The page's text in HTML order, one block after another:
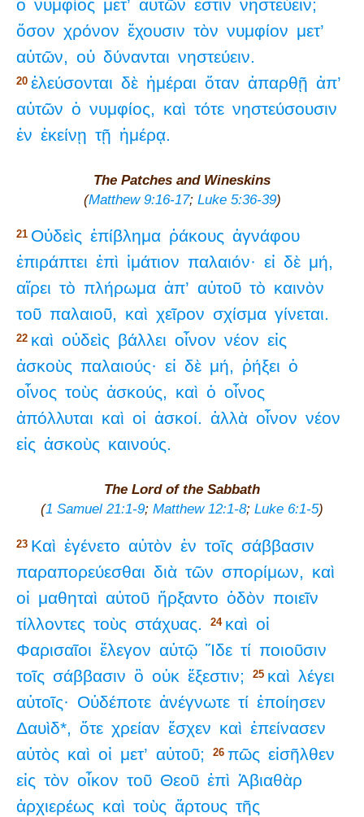
ὁ νυμφίος μετ’ αὐτῶν ἐστιν νηστεύειν;
ὅσον χρόνον ἔχουσιν τὸν νυμφίον μετ’
αὐτῶν, οὐ δύνανται νηστεύειν.
20 ἐλεύσονται δὲ ἡμέραι ὅταν ἀπαρθῇ ἀπ’
αὐτῶν ὁ νυμφίος, καὶ τότε νηστεύσουσιν
ἐν ἐκείνῃ τῇ ἡμέρᾳ.
The Patches and Wineskins
(Matthew 9:16-17; Luke 5:36-39)
21 Οὐδεὶς ἐπίβλημα ῥάκους ἀγνάφου
ἐπιράπτει ἐπὶ ἱμάτιον παλαιόν· εἰ δὲ μή,
αἴρει τὸ πλήρωμα ἀπ’ αὐτοῦ τὸ καινὸν
τοῦ παλαιοῦ, καὶ χεῖρον σχίσμα γίνεται.
22 καὶ οὐδεὶς βάλλει οἶνον νέον εἰς
ἀσκοὺς παλαιούς· εἰ δὲ μή, ῥήξει ὁ
οἶνος τοὺς ἀσκούς, καὶ ὁ οἶνος
ἀπόλλυται καὶ οἱ ἀσκοί. ἀλλὰ οἶνον νέον
εἰς ἀσκοὺς καινούς.
The Lord of the Sabbath
(1 Samuel 21:1-9; Matthew 12:1-8; Luke 6:1-5)
23 Καὶ ἐγένετο αὐτὸν ἐν τοῖς σάββασιν
παραπορεύεσθαι διὰ τῶν σπορίμων,
καὶ
οἱ μαθηταὶ αὐτοῦ ἤρξαντο ὁδὸν ποιεῖν
τίλλοντες τοὺς στάχυας. 24 καὶ οἱ
Φαρισαῖοι ἔλεγον αὐτῷ Ἴδε τί ποιοῦσιν
τοῖς σάββασιν ὃ οὐκ ἔξεστιν; 25 καὶ λέγει
αὐτοῖς· Οὐδέποτε ἀνέγνωτε τί ἐποίησεν
Δαυὶδ*,
ὅτε χρείαν ἔσχεν καὶ ἐπείνασεν
αὐτὸς καὶ οἱ μετ’ αὐτοῦ; 26 πῶς εἰσῆλθεν
εἰς τὸν οἶκον τοῦ Θεοῦ ἐπὶ Ἀβιαθὰρ
ἀρχιερέως καὶ τοὺς ἄρτους τῆς